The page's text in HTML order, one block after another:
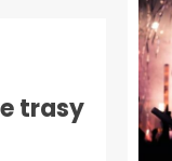
trasy